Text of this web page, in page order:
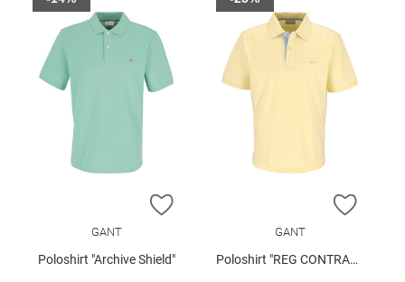
ZUR WUNSCHLISTE HINZUFÜGEN
GANT
Poloshirt "Archive Shield"
ZUR
GANT
Poloshirt "REG CONTRAST"